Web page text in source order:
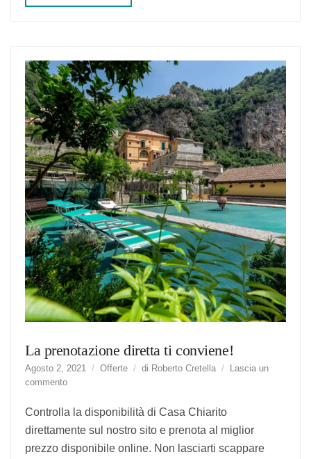
La prenotazione diretta ti conviene!
Agosto 2, 2021 Offerte di Roberto Cretella
Lascia un
commentosuLa
diretta
conviene!
Controlla la disponibilità di Casa Chiarito
direttamente sul nostro sito e prenota al miglior
prezzo disponibile online. Non lasciarti scappare